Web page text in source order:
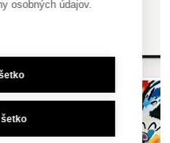
osobných údajov.